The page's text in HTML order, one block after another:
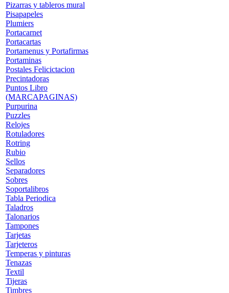
Pizarras y tableros mural
Pisapapeles
Plumiers
Portacarnet
Portacartas
Portamenus y Portafirmas
Portaminas
Postales Felicictacion
Precintadoras
Puntos Libro
(MARCAPAGINAS)
Purpurina
Puzzles
Relojes
Rotuladores
Rotring
Rubio
Sellos
Separadores
Sobres
Soportalibros
Tabla Periodica
Taladros
Talonarios
Tampones
Tarjetas
Tarjeteros
Temperas y pinturas
Tenazas
Textil
Tijeras
Timbres